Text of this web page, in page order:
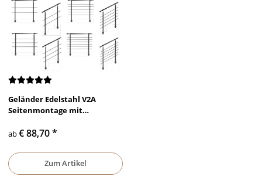
Geländer Edelstahl V2A
Seitenmontage mit
ab€ 88,70*
Zum Artikel